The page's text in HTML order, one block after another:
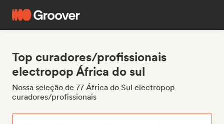
Top curadores/profissionais
electropop África do sul
Nossa seleção de 77 África do Sul electropop
curadores/profissionais